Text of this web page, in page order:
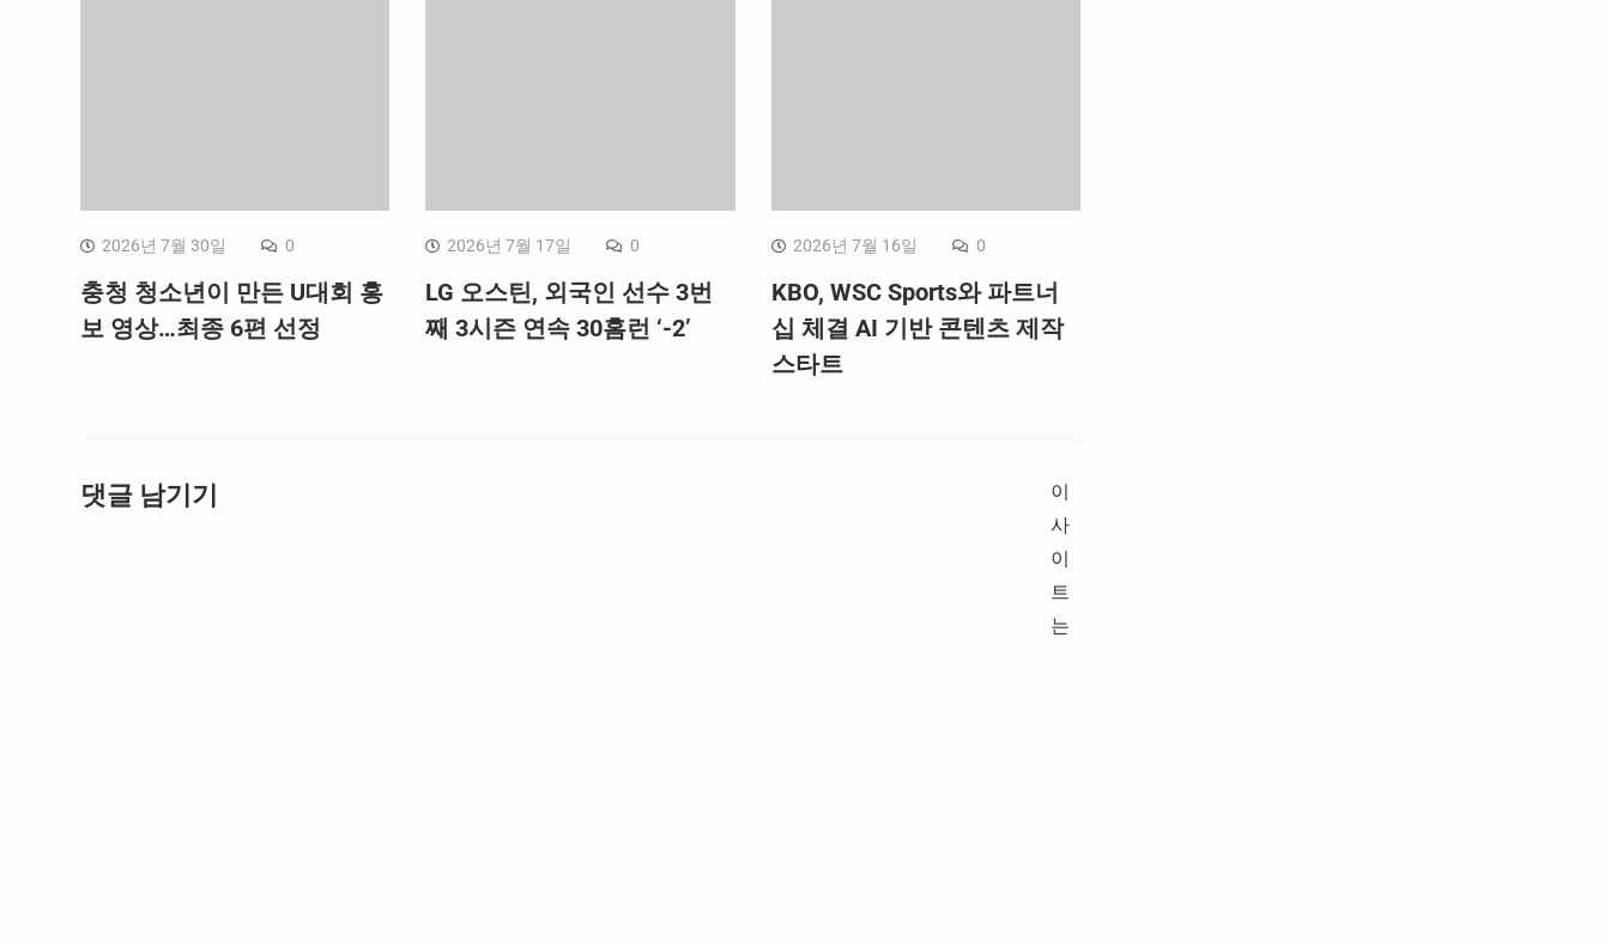
2026년 7월 30일 0
충청 청소년이 만든 U대회 홍
보 영상…최종 6편 선정
2026년 7월 17일 0
LG 오스틴, 외국인 선수 3번
째 3시즌 연속 30홈런 ‘-2’
2026년 7월 16일 0
KBO, WSC Sports와 파트너
십 체결 AI 기반 콘텐츠 제작
스타트
댓글 남기기
이
사
이
트
는